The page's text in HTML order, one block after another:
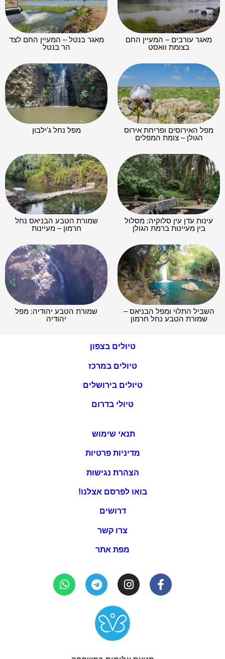
מאגר עורבים – המעיין החם
בצומת וואסט
מאגר בנטל – המעיין החם לצד
הר בנטל
מפל האירוסים ופריחת אירוס
הגולן – צומת המפלים
מפל נחל ג'ילבון
עינות עדן עין סלוקיה: מסלול
בין מעיינות ברמת הגולן
שמורת הטבע הבניאס נחל
חרמון – מעיינות
השביל התלוי ומפל הבניאס –
שמורת הטבע נחל חרמון
שמורת הטבע יהודיה: מפל
יהודיה
טיולים בצפון
טיולים במרכז
טיולים בירושלים
טיולי בדרום
תנאי שימוש
מדיניות פרטיות
הצהרת נגישות
בואו לפרסם אצלנו!
דרושים
צרו קשר
מפת אתר